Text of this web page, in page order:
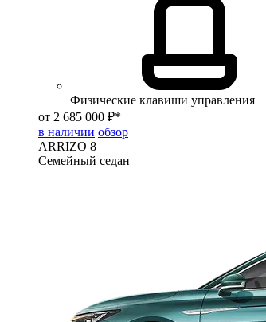
Физические клавиши управления
от 2 685 000 ₽*
в наличии обзор
ARRIZO 8
Семейный седан